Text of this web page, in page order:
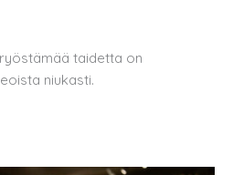
taidetta on
niukasti.